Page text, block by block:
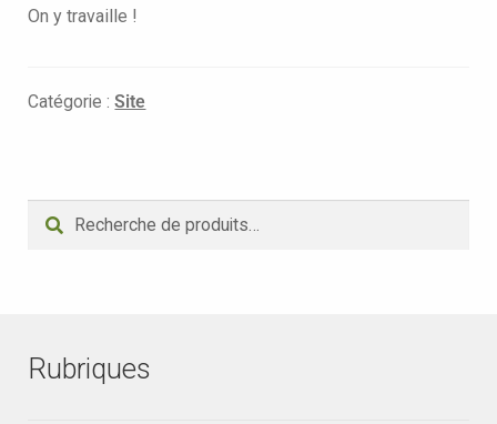
On y travaille !
Catégorie :Site
Recherche
pour :
Recherche
Rubriques